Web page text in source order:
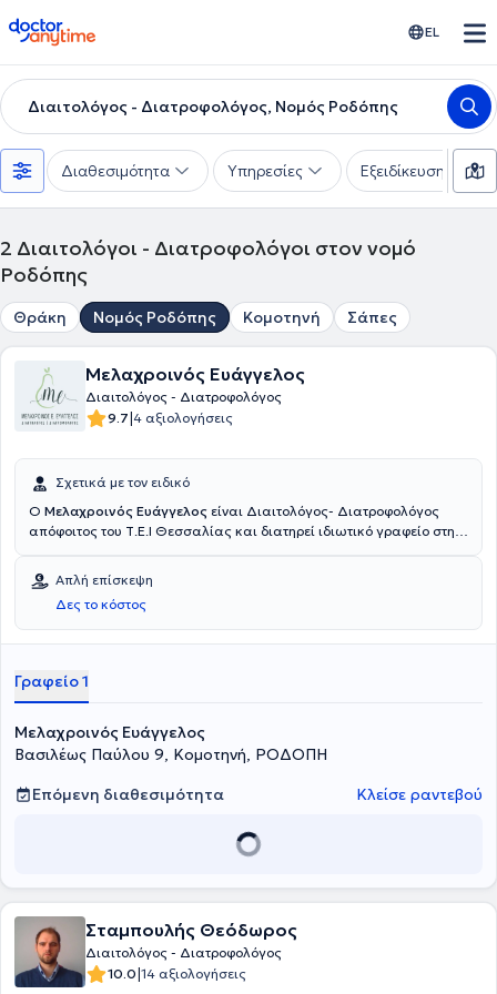
doctoranytime EL
Διαιτολόγος - Διατροφολόγος, Νομός Ροδόπης
Διαθεσιμότητα Υπηρεσίες Εξειδίκευση
2 Διαιτολόγοι - Διατροφολόγοι στον νομό
Ροδόπης
Θράκη Νομός Ροδόπης Κομοτηνή Σάπες
Μελαχροινός Ευάγγελος
Διαιτολόγος - Διατροφολόγος
9.7|4 αξιολογήσεις
Σχετικά με τον ειδικό
Ο Μελαχροινός Ευάγγελος είναι Διαιτολόγος- Διατροφολόγος
απόφοιτος του Τ.Ε.Ι Θεσσαλίας και διατηρεί ιδιωτικό γραφείο στη
διατροφή και αθλητική διατροφή και παρέχει διατροφική
συμβουλευτική.
Απλή επίσκεψη
Δες το κόστος
Γραφείο 1
Μελαχροινός Ευάγγελος
Βασιλέως Παύλου 9, Κομοτηνή, ΡΟΔΟΠΗ
Επόμενη διαθεσιμότητα
Κλείσε ραντεβού
Σταμπουλής Θεόδωρος
Διαιτολόγος - Διατροφολόγος
10.0|14 αξιολογήσεις